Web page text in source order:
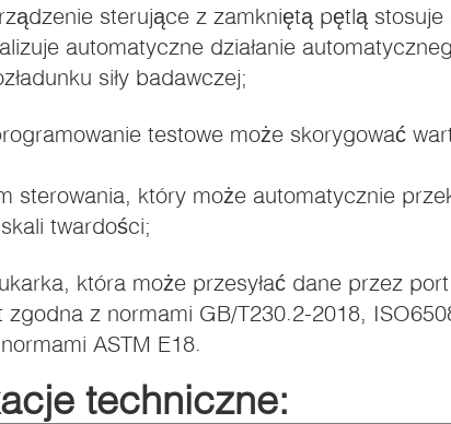
sterujące z zamkniętą pętlą stosuje
automatyczne działanie
siły badawczej;
testowe może skorygować
sterowania, który może automatycznie
twardości;
która może przesyłać dane przez port
zgodna z normami GB/T230.2-2018,
ASTM E18.
techniczne: